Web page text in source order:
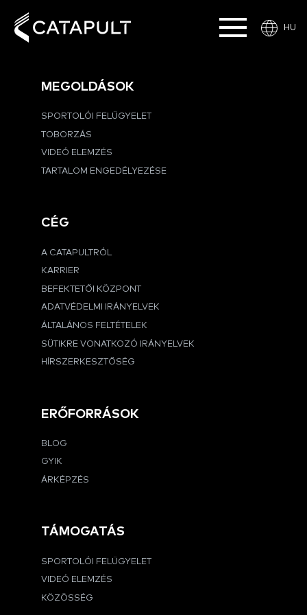
HU
MEGOLDÁSOK
SPORTOLÓI FELÜGYELET
TOBORZÁS
VIDEÓ ELEMZÉS
TARTALOM ENGEDÉLYEZÉSE
CÉG
A CATAPULTRÓL
KARRIER
BEFEKTETŐI KÖZPONT
ADATVÉDELMI IRÁNYELVEK
ÁLTALÁNOS FELTÉTELEK
SÜTIKRE VONATKOZÓ IRÁNYELVEK
HÍRSZERKESZTŐSÉG
ERŐFORRÁSOK
BLOG
GYIK
ÁRKÉPZÉS
TÁMOGATÁS
SPORTOLÓI FELÜGYELET
VIDEÓ ELEMZÉS
KÖZÖSSÉG